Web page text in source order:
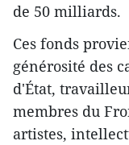
de 50 milliards.
Ces fonds
générosité des
d'État,
membres du
artistes,